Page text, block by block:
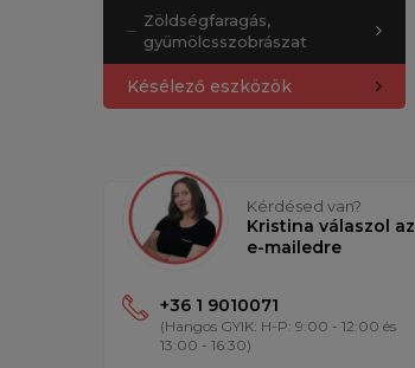
Zöldségfaragás,
gyümölcsszobrászat
Késélező eszközök
Kérdésed van?
Kristina válaszol az
e-mailedre
+36 1 9010071
(Hangos GYIK: H-P: 9:00 - 12:00 és
13:00 - 16:30)